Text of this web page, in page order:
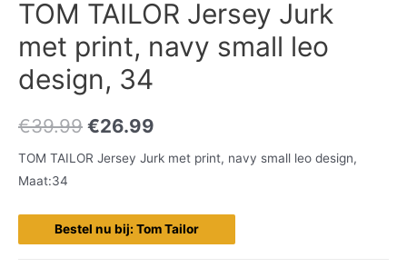
TOM TAILOR Jersey Jurk
met print, navy small leo
design, 34
€39.99 €26.99
TOM TAILOR Jersey Jurk met print, navy small leo design,
Maat:34
Bestel nu bij: Tom Tailor